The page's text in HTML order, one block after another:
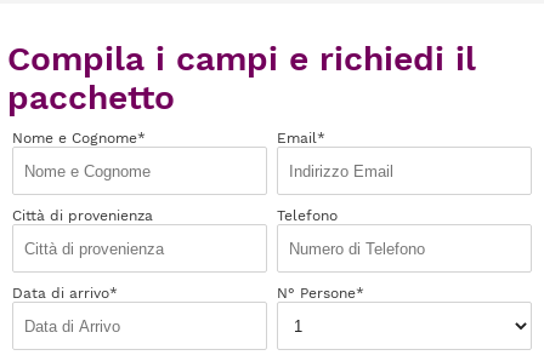
Compila i campi e richiedi il
pacchetto
Nome e Cognome* Email*
Città di provenienza Telefono
Data di arrivo* N° Persone*